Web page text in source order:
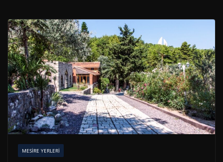
MESIRE YERLERI